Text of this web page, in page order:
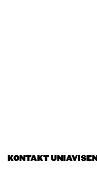
KONTAKT UNIAVISEN